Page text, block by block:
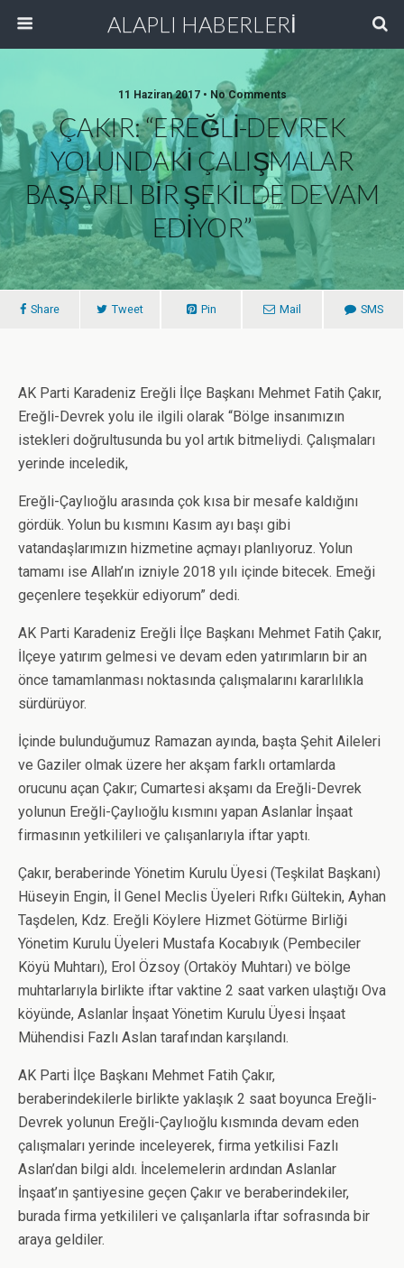
ALAPLI HABERLERİ
11 Haziran 2017 • No Comments
ÇAKIR: “EREĞLİ-DEVREK
YOLUNDAKİ ÇALIŞMALAR
BAŞARILI BİR ŞEKİLDE DEVAM
EDİYOR”
Share Tweet Pin Mail SMS
AK Parti Karadeniz Ereğli İlçe Başkanı Mehmet Fatih Çakır,
Ereğli-Devrek yolu ile ilgili olarak “Bölge insanımızın
istekleri doğrultusunda bu yol artık bitmeliydi. Çalışmaları
yerinde inceledik,
Ereğli-Çaylıoğlu arasında çok kısa bir mesafe kaldığını
gördük. Yolun bu kısmını Kasım ayı başı gibi
vatandaşlarımızın hizmetine açmayı planlıyoruz. Yolun
tamamı ise Allah’ın izniyle 2018 yılı içinde bitecek. Emeği
geçenlere teşekkür ediyorum” dedi.
AK Parti Karadeniz Ereğli İlçe Başkanı Mehmet Fatih Çakır,
İlçeye yatırım gelmesi ve devam eden yatırımların bir an
önce tamamlanması noktasında çalışmalarını kararlılıkla
sürdürüyor.
İçinde bulunduğumuz Ramazan ayında, başta Şehit Aileleri
ve Gaziler olmak üzere her akşam farklı ortamlarda
orucunu açan Çakır; Cumartesi akşamı da Ereğli-Devrek
yolunun Ereğli-Çaylıoğlu kısmını yapan Aslanlar İnşaat
firmasının yetkilileri ve çalışanlarıyla iftar yaptı.
Çakır, beraberinde Yönetim Kurulu Üyesi (Teşkilat Başkanı)
Hüseyin Engin, İl Genel Meclis Üyeleri Rıfkı Gültekin, Ayhan
Taşdelen, Kdz. Ereğli Köylere Hizmet Götürme Birliği
Yönetim Kurulu Üyeleri Mustafa Kocabıyık (Pembeciler
Köyü Muhtarı), Erol Özsoy (Ortaköy Muhtarı) ve bölge
muhtarlarıyla birlikte iftar vaktine 2 saat varken ulaştığı Ova
köyünde, Aslanlar İnşaat Yönetim Kurulu Üyesi İnşaat
Mühendisi Fazlı Aslan tarafından karşılandı.
AK Parti İlçe Başkanı Mehmet Fatih Çakır,
beraberindekilerle birlikte yaklaşık 2 saat boyunca Ereğli-
Devrek yolunun Ereğli-Çaylıoğlu kısmında devam eden
çalışmaları yerinde inceleyerek, firma yetkilisi Fazlı
Aslan’dan bilgi aldı. İncelemelerin ardından Aslanlar
İnşaat’ın şantiyesine geçen Çakır ve beraberindekiler,
burada firma yetkilileri ve çalışanlarla iftar sofrasında bir
araya geldiler.